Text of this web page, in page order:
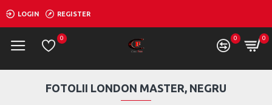
LOGIN REGISTER
0 0 0
FOTOLII LONDON MASTER, NEGRU